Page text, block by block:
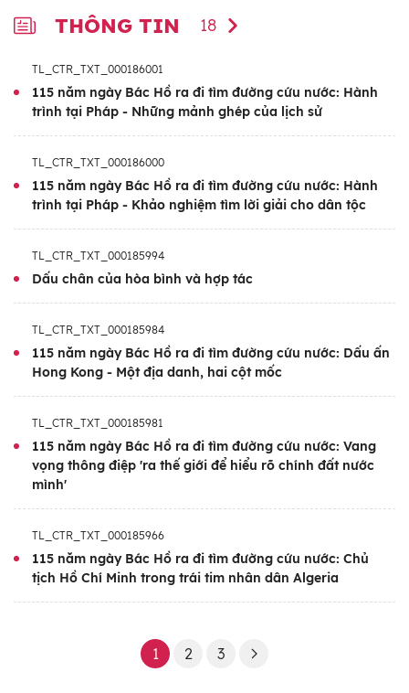
được thành lập, mở ra bước ngoặt vĩ đại
đường lối cứu nước. Mùa xuân năm 1941, sau
đúng 30 năm bôn ba, Người trở về nước trực
tiếp chèo lái con thuyền cách mạng.
115 năm đã trôi qua kể từ ngày Người ra đi
tìm đường cứu nước, nhưng ý nghĩa lịch sử
và giá trị thời đại của sự kiện vẫn còn
nguyên vẹn. Con đường mà Chủ tịch Hồ Chí
Minh đã lựa chọn và dẫn dắt đã đưa cách
mạng Việt Nam đi từ thắng lợi này đến
thắng lợi khác, giành độc lập dân tộc, thống
nhất đất nước, xây dựng và bảo vệ vững
chắc Tổ quốc Việt Nam xã hội chủ nghĩa.
THÔNG TIN 18
TL_CTR_TXT_000186001
115 năm ngày Bác Hồ ra đi tìm đường cứu nước: Hành
trình tại Pháp - Những mảnh ghép của lịch sử
TL_CTR_TXT_000186000
115 năm ngày Bác Hồ ra đi tìm đường cứu nước: Hành
trình tại Pháp - Khảo nghiệm tìm lời giải cho dân tộc
TL_CTR_TXT_000185994
Dấu chân của hòa bình và hợp tác
TL_CTR_TXT_000185984
115 năm ngày Bác Hồ ra đi tìm đường cứu nước: Dấu ấn
Hong Kong - Một địa danh, hai cột mốc
TL_CTR_TXT_000185981
115 năm ngày Bác Hồ ra đi tìm đường cứu nước: Vang
vọng thông điệp 'ra thế giới để hiểu rõ chính đất nước
mình'
TL_CTR_TXT_000185966
115 năm ngày Bác Hồ ra đi tìm đường cứu nước: Chủ
tịch Hồ Chí Minh trong trái tim nhân dân Algeria
1 2 3